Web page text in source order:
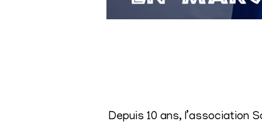
Depuis 10 ans, l’association